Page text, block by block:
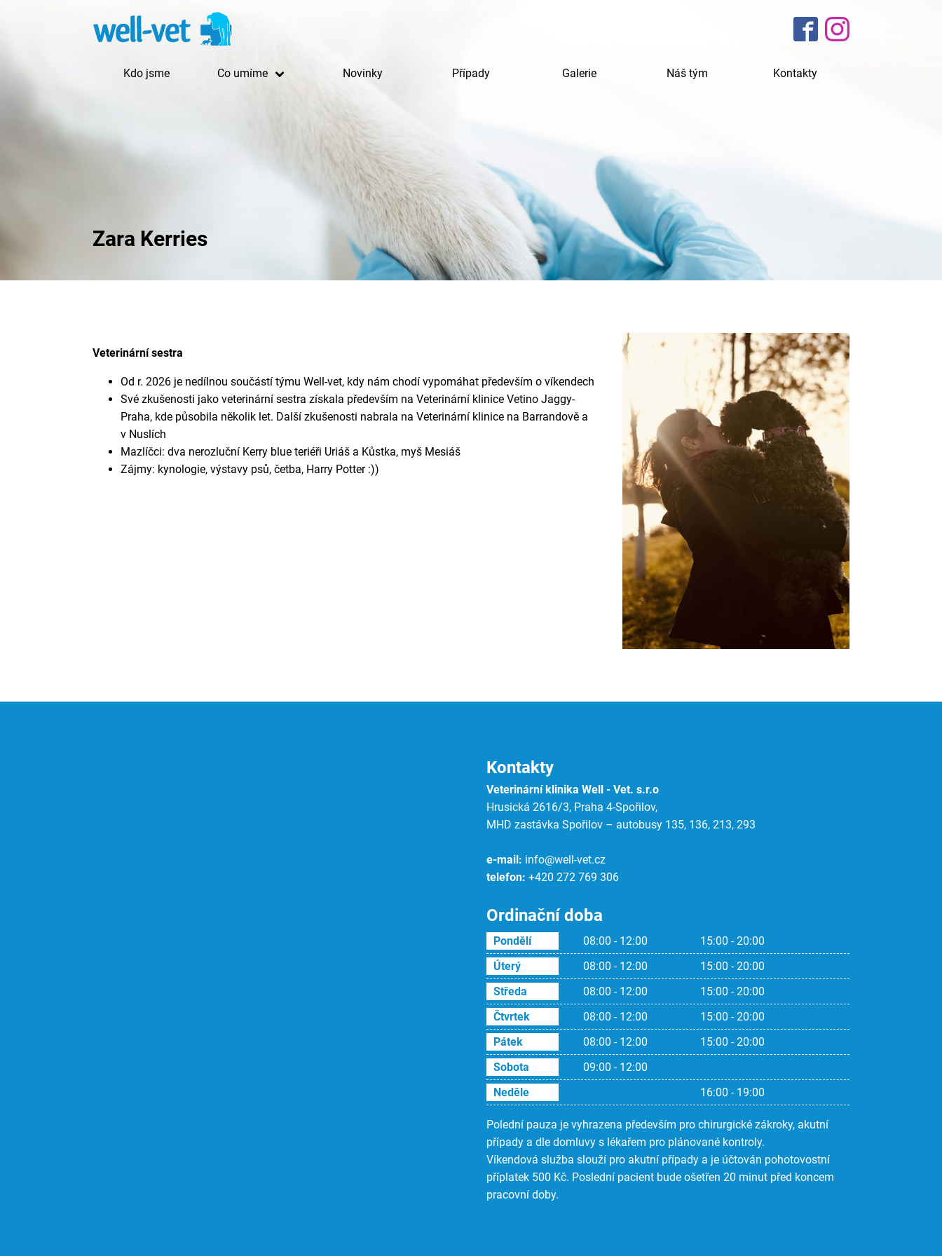
Kdo jsme Co umíme Novinky Případy Galerie Náš tým Kontakty
Zara Kerries
Veterinární sestra
Od r. 2026 je nedílnou součástí týmu Well-vet, kdy nám chodí vypomáhat především o víkendech
Své zkušenosti jako veterinární sestra získala především na Veterinární klinice Vetino Jaggy-
Praha, kde působila několik let. Další zkušenosti nabrala na Veterinární klinice na Barrandově a
v Nuslích
Mazlíčci: dva nerozluční Kerry blue teriéři Uriáš a Kůstka, myš Mesiáš
Zájmy: kynologie, výstavy psů, četba, Harry Potter :))
Kontakty
Veterinární klinika Well - Vet. s.r.o
Hrusická 2616/3, Praha 4-Spořilov,
MHD zastávka Spořilov – autobusy 135, 136, 213, 293
e-mail: info@well-vet.cz
telefon: +420 272 769 306
Ordinační doba
Pondělí 08:00 - 12:00
15:00 - 20:00
Úterý
08:00 - 12:00
15:00 - 20:00
Středa
08:00 - 12:00
15:00 - 20:00
Čtvrtek
08:00 - 12:00
15:00 - 20:00
Pátek
08:00 - 12:00
15:00 - 20:00
Sobota
09:00 - 12:00
Neděle
16:00 - 19:00
Polední pauza je vyhrazena především pro chirurgické zákroky, akutní
případy a dle domluvy s lékařem pro plánované kontroly.
Víkendová služba slouží pro akutní případy a je účtován pohotovostní
příplatek 500 Kč. Poslední pacient bude ošetřen 20 minut před koncem
pracovní doby.